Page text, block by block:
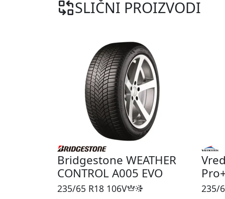
SLIČNI PROIZVODI
Bridgestone WEATHER
CONTROL A005 EVO
235/65 R18 106V 235/